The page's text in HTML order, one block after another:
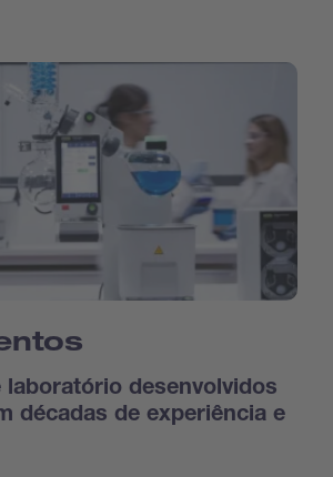
laboratório desenvolvidos
décadas de experiência e